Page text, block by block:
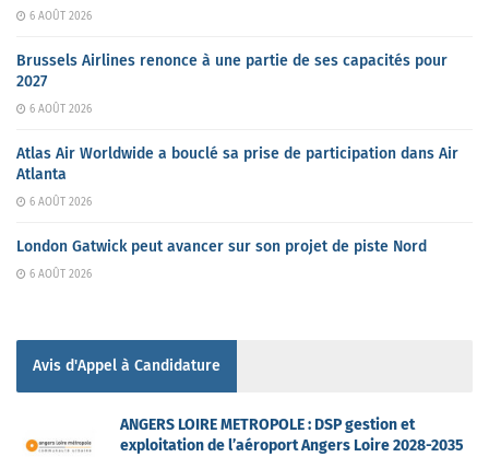
6 AOÛT 2026
Brussels Airlines renonce à une partie de ses capacités pour
2027
6 AOÛT 2026
Atlas Air Worldwide a bouclé sa prise de participation dans Air
Atlanta
6 AOÛT 2026
London Gatwick peut avancer sur son projet de piste Nord
6 AOÛT 2026
Avis d'Appel à Candidature
ANGERS LOIRE METROPOLE : DSP gestion et
exploitation de l’aéroport Angers Loire 2028-2035